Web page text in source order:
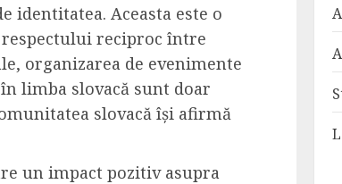
identitatea. Aceasta este o
reciproc între
organizarea de evenimente
limba slovacă sunt doar
slovacă își afirmă
un impact pozitiv asupra